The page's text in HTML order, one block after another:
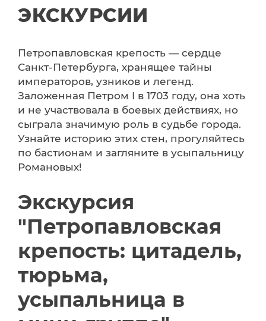
ЭКСКУРСИИ
Петропавловская крепость — сердце
Санкт-Петербурга, хранящее тайны
императоров, узников и легенд.
Заложенная Петром I в 1703 году, она хоть
и не участвовала в боевых действиях, но
сыграла значимую роль в судьбе города.
Узнайте историю этих стен, прогуляйтесь
по бастионам и загляните в усыпальницу
Романовых!
Экскурсия
"Петропавловская
крепость: цитадель,
тюрьма,
усыпальница в